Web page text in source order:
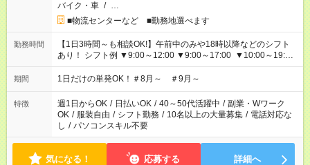
バイク・車 / …
■物流センターなど ■勤務地選べます
勤務時間
【1日3時間～も相談OK!】午前中のみや18時以降などのシフト
あり！ シフト例 ▼9:00～12:00 ▼9:00～17:00 ▼10:00～19:00
▼18:00～21:00
期間 1日だけの単発OK！＃8月～ ＃9月～
特徴 週1日からOK / 日払いOK / 40～50代活躍中 / 副業・Wワーク
OK / 服装自由 / シフト勤務 / 10名以上の大量募集 / 電話対応な
し / パソコンスキル不要
気になる！ 応募する 詳細へ